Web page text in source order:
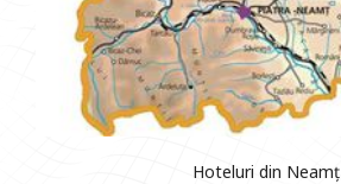
Hoteluri din Neamț